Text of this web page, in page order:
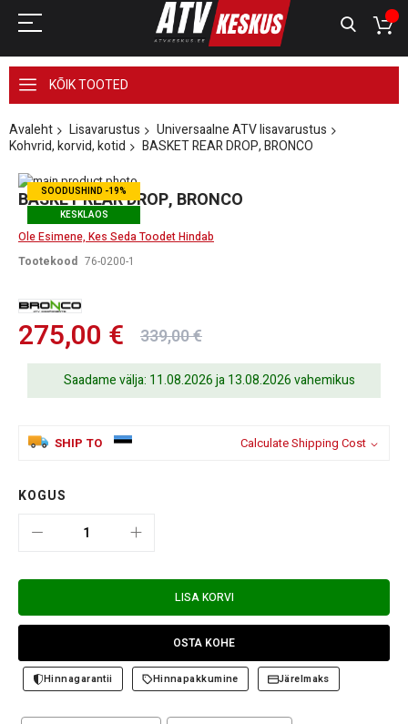
KÕIK TOOTED
Avaleht Lisavarustus
Universaalne ATV lisavarustus
Kohvrid, korvid, kotid
BASKET REAR DROP, BRONCO
Skip
to
the
end
of
the
SOODUSHIND -19%
KESKLAOS
Skip
to
the
beginning
of
gallery
BASKET REAR DROP, BRONCO
Ole Esimene, Kes Seda Toodet Hindab
Tootekood 76-0200-1
275,00 € 339,00 €
Saadame välja: 11.08.2026 ja 13.08.2026 vahemikus
SHIP TO Calculate Shipping Cost
KOGUS
LISA KORVI
OSTA KOHE
Hinnagarantii Hinnapakkumine Järelmaks